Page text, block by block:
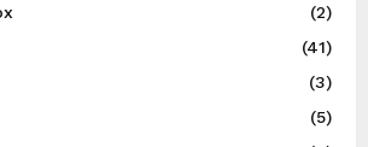
(2)
(41)
(3)
(5)